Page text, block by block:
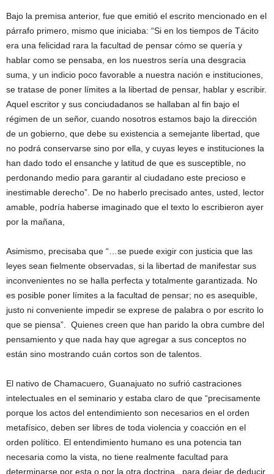
Bajo la premisa anterior, fue que emitió el escrito mencionado en el
párrafo primero, mismo que iniciaba: “Si en los tiempos de Tácito
era una felicidad rara la facultad de pensar cómo se quería y
hablar como se pensaba, en los nuestros sería una desgracia
suma, y un indicio poco favorable a nuestra nación e instituciones,
se tratase de poner límites a la libertad de pensar, hablar y escribir.
Aquel escritor y sus conciudadanos se hallaban al fin bajo el
régimen de un señor, cuando nosotros estamos bajo la dirección
de un gobierno, que debe su existencia a semejante libertad, que
no podrá conservarse sino por ella, y cuyas leyes e instituciones la
han dado todo el ensanche y latitud de que es susceptible, no
perdonando medio para garantir al ciudadano este precioso e
inestimable derecho”. De no haberlo precisado antes, usted, lector
amable, podría haberse imaginado que el texto lo escribieron ayer
por la mañana,
Asimismo, precisaba que “…se puede exigir con justicia que las
leyes sean fielmente observadas, si la libertad de manifestar sus
inconvenientes no se halla perfecta y totalmente garantizada. No
es posible poner límites a la facultad de pensar; no es asequible,
justo ni conveniente impedir se exprese de palabra o por escrito lo
que se piensa”. Quienes creen que han parido la obra cumbre del
pensamiento y que nada hay que agregar a sus conceptos no
están sino mostrando cuán cortos son de talentos.
El nativo de Chamacuero, Guanajuato no sufrió castraciones
intelectuales en el seminario y estaba claro de que “precisamente
porque los actos del entendimiento son necesarios en el orden
metafísico, deben ser libres de toda violencia y coacción en el
orden político. El entendimiento humano es una potencia tan
necesaria como la vista, no tiene realmente facultad para
determinarse por esta o por la otra doctrina , para dejar de deducir